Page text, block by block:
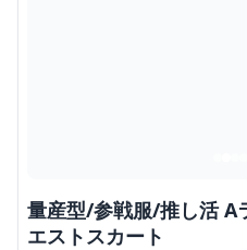
量産型/参戦服/推し活 A
エストスカート